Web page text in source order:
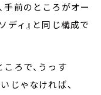
手前のところがオー
ディ』と同じ構成で
ろで、うっす
じゃなければ、